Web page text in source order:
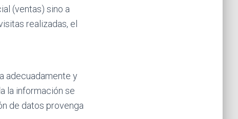
(ventas) sino a
realizadas, el
adecuadamente y
la información se
de datos provenga